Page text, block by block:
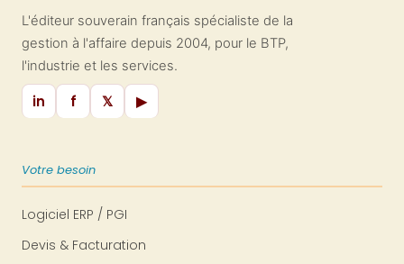
L'éditeur souverain français spécialiste de la
gestion à l'affaire depuis 2004, pour le BTP,
l'industrie et les services.
in f 𝕏 ▶
Votre besoin
Logiciel ERP / PGI
Devis & Facturation